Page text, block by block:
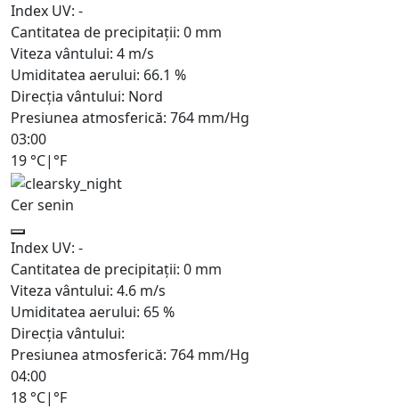
Index UV: -
Cantitatea de precipitații: 0 mm
Viteza vântului: 4 m/s
Umiditatea aerului: 66.1 %
Direcția vântului: Nord
Presiunea atmosferică: 764 mm/Hg
03:00
19 °C| °F
Cer senin
Index UV: -
Cantitatea de precipitații: 0 mm
Viteza vântului: 4.6 m/s
Umiditatea aerului: 65%
Direcția vântului:
Presiunea atmosferică: 764 mm/Hg
04:00
18 °C| °F